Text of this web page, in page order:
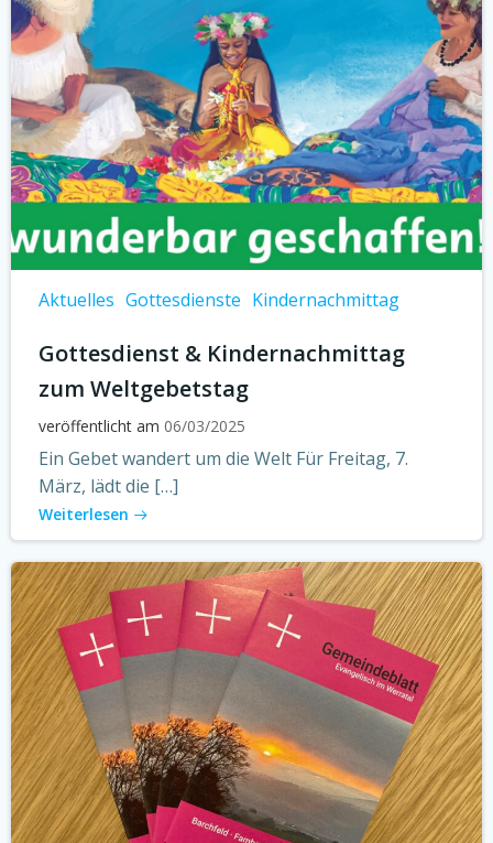
Aktuelles Gottesdienste Kindernachmittag
Gottesdienst & Kindernachmittag
zum Weltgebetstag
veröffentlicht am 06/03/2025
Ein Gebet wandert um die Welt Für Freitag, 7.
März, lädt die […]
Weiterlesen